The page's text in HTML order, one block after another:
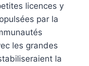
licences y
par la
les grandes
la